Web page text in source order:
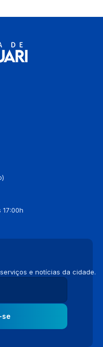
17:00h
e notícias da cidade.
se